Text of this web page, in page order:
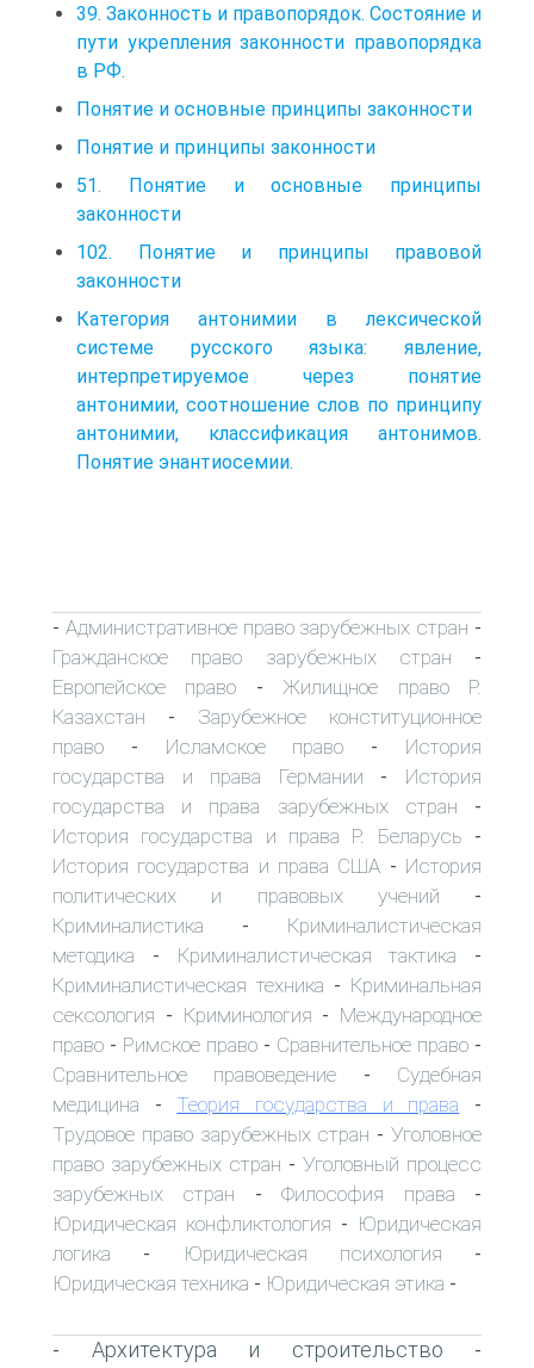
39. Законность и правопорядок. Состояние и
пути укрепления законности правопорядка
в РФ.
Понятие и основные принципы законности
Понятие и принципы законности
51. Понятие и основные принципы
законности
102. Понятие и принципы правовой
законности
Категория антонимии в лексической
системе русского языка: явление,
интерпретируемое через понятие
антонимии, соотношение слов по принципу
антонимии, классификация антонимов.
Понятие энантиосемии.
- Административное право зарубежных стран -
Гражданское право зарубежных стран -
Европейское право - Жилищное право Р.
Казахстан - Зарубежное конституционное
право - Исламское право - История
государства и права Германии - История
государства и права зарубежных стран -
История государства и права Р. Беларусь -
История государства и права США - История
политических и правовых учений -
Криминалистика - Криминалистическая
методика - Криминалистическая тактика -
Криминалистическая техника - Криминальная
сексология - Криминология - Международное
право - Римское право - Сравнительное право -
Сравнительное правоведение - Судебная
медицина - Теория государства и права -
Трудовое право зарубежных стран -Уголовное
право зарубежных стран - Уголовный процесс
зарубежных стран -Философия права -
Юридическая конфликтология - Юридическая
логика - Юридическая психология -
Юридическая техника - Юридическая этика -
- Архитектура и строительство -